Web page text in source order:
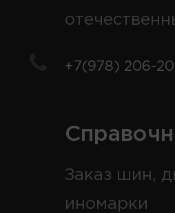
+7(978) 206-
Заказ шин,
иномарки